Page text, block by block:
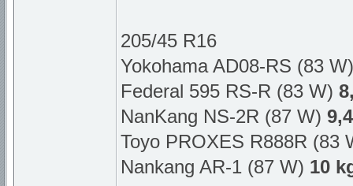
205/45 R16
Yokohama AD08-RS (83
Federal 595 RS-R (83 W)
NanKang NS-2R (87 W)
Toyo PROXES R888R (83
Nankang AR-1 (87 W) 10